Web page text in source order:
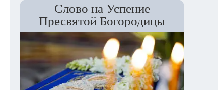
Слово на Успение
Пресвятой Богородицы